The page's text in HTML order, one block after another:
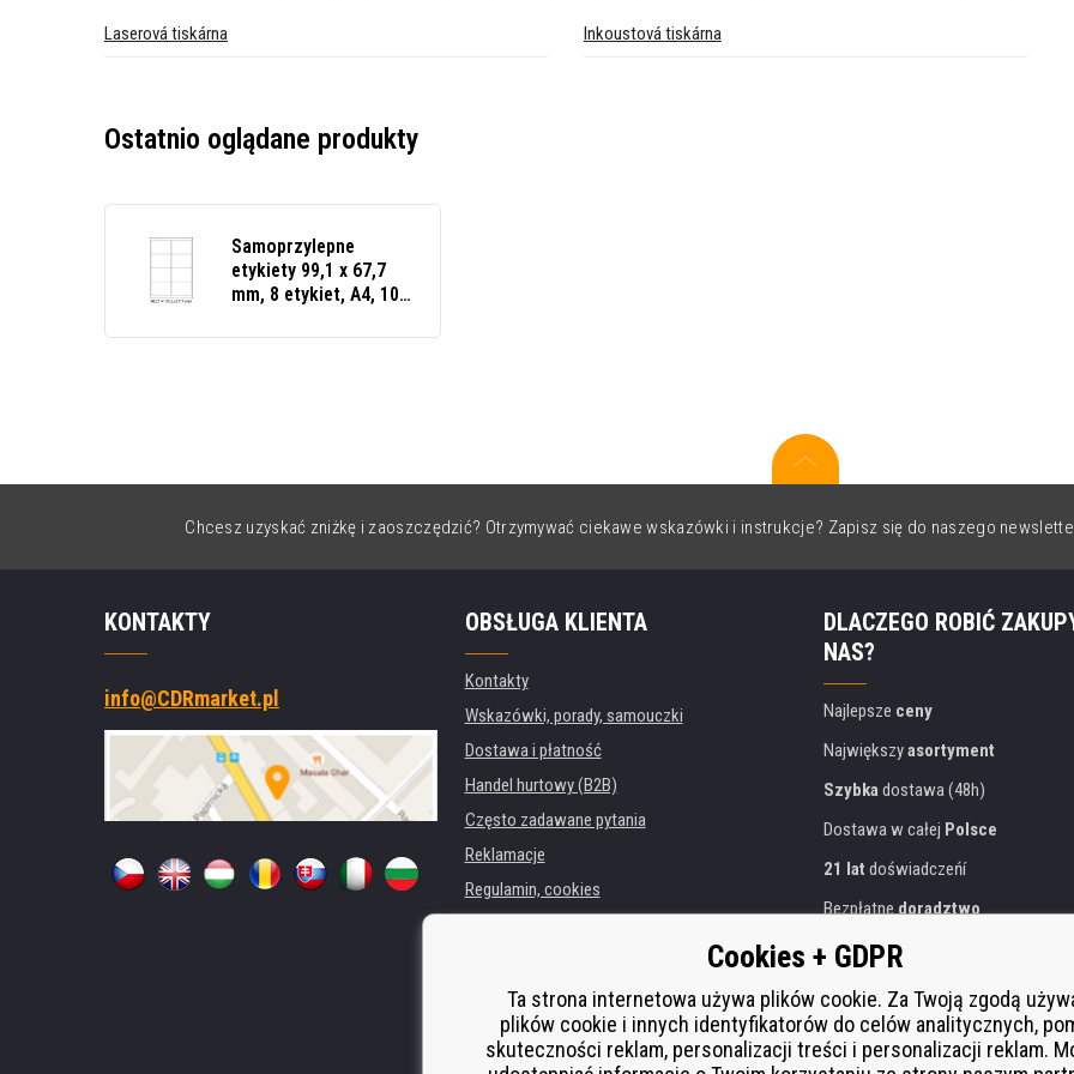
Laserová tiskárna Inkoustová tiskárna
Ostatnio oglądane produkty
Samoprzylepne
etykiety 99,1 x 67,7
mm, 8 etykiet, A4, 100
Chcesz uzyskać zniżkę i zaoszczędzić? Otrzymywać ciekawe wskazówki i instrukcje? Zapisz się do naszego
KONTAKTY
info@CDRmarket.pl
OBSŁUGA KLIENTA
Kontakty
Wskazówki, porady, samouczki
Dostawa i płatność
Handel hurtowy (B2B)
Często zadawane pytania
Reklamacje
Regulamin, cookies
Wynajem drukarek
Wydajność zastępcza
Odstoupení od smlouvy
DLACZEGO ROBIĆ
NAS?
Najlepsze ceny
Największyasortyment
Szybkadostawa (48h)
Dostawa w całej Polsce
21 lat doświadczeńí
Bezpłatnedoradztwo
Przyjazne podejście
Złoty certyfikat
Heureka
Bezpiecznepłatności online
Cookies + GDPR
Ta strona internetowa używa plików cookie. Za Twoją zgodą
plików cookie i innych identyfikatorów do celów analitycznych,
skuteczności reklam, personalizacji treści i personalizacji reklam.